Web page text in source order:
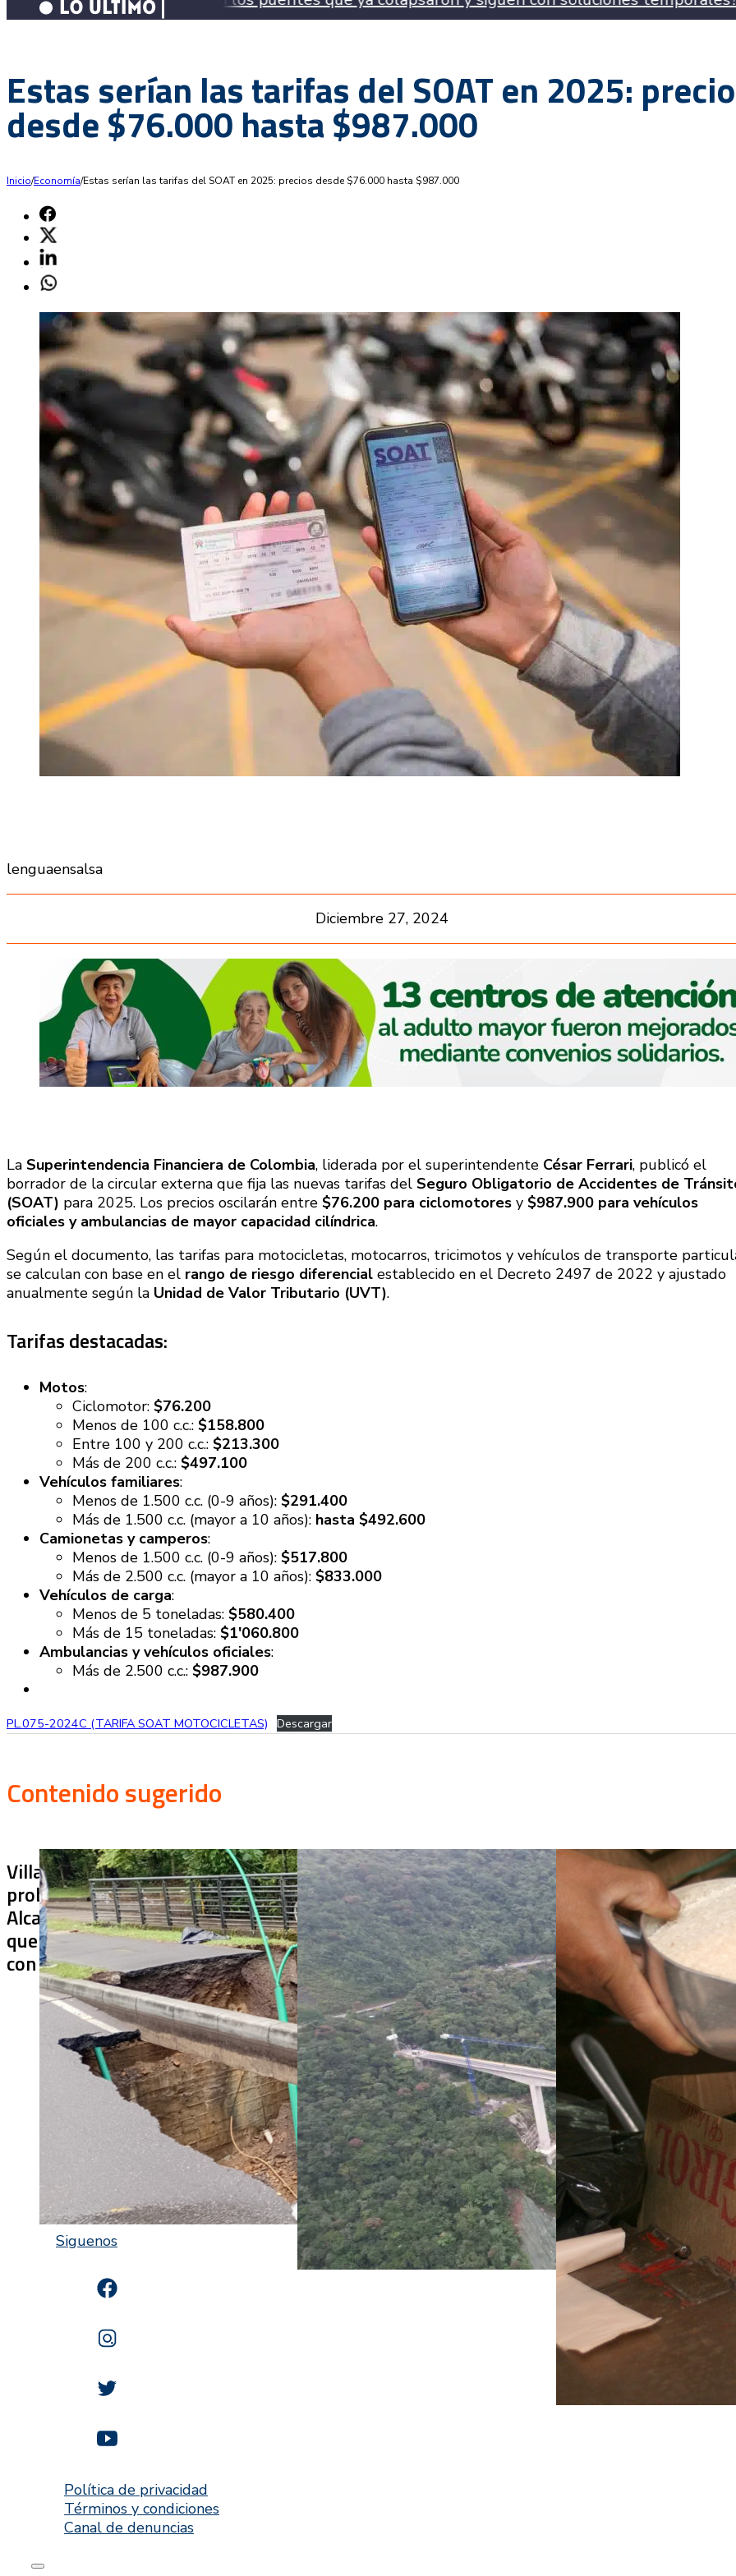
Estas serían las tarifas del SOAT en 2025:
desde $76.000 hasta $987.000
Inicio/Economía/Estas serían las tarifas del SOAT en 2025: precios desde $76.000 hasta $987.000
lenguaensalsa
Diciembre 27, 2024
La Superintendencia Financiera de Colombia, liderada por el superintendente César Ferrari, publicó el
borrador de la circular externa que fija las nuevas tarifas del Seguro Obligatorio de Accidentes de
(SOAT) para 2025. Los precios oscilarán entre $76.200 para ciclomotores y $987.900 para vehículos
oficiales y ambulancias de mayor capacidad cilíndrica.
Según el documento, las tarifas para motocicletas, motocarros, tricimotos y vehículos de transporte
se calculan con base en el rango de riesgo diferencial establecido en el Decreto 2497 de 2022 y ajustado
anualmente según la Unidad de Valor Tributario (UVT).
Tarifas destacadas:
Motos:
Ciclomotor: $76.200
Menos de 100 c.c.: $158.800
Entre 100 y 200 c.c.: $213.300
Más de 200 c.c.: $497.100
Vehículos familiares:
Menos de 1.500 c.c. (0-9 años): $291.400
Más de 1.500 c.c. (mayor a 10 años): hasta $492.600
Camionetas y camperos:
Menos de 1.500 c.c. (0-9 años): $517.800
Más de 2.500 c.c. (mayor a 10 años): $833.000
Vehículos de carga:
Menos de 5 toneladas: $580.400
Más de 15 toneladas: $1′060.800
Ambulancias y vehículos oficiales:
Más de 2.500 c.c.: $987.900
PL.075-2024C (TARIFA SOAT MOTOCICLETAS) Descargar
Contenido sugerido
Villa Julia no puede tapar el
problema: ¿qué hará la
Alcaldía con los puentes
que ya colapsaron y siguen
con soluciones temporales?
¿De qué sirve un puente
terminado si no se puede
usar? Chirajara sigue
cerrado más de dos años
después de su entrega
¿Pagaron menos de lo
permitido por el arroz
Meta? La SIC puso bajo la
lupa a siete compradores
Siguenos
Política de privacidad
Términos y condiciones
Canal de denuncias